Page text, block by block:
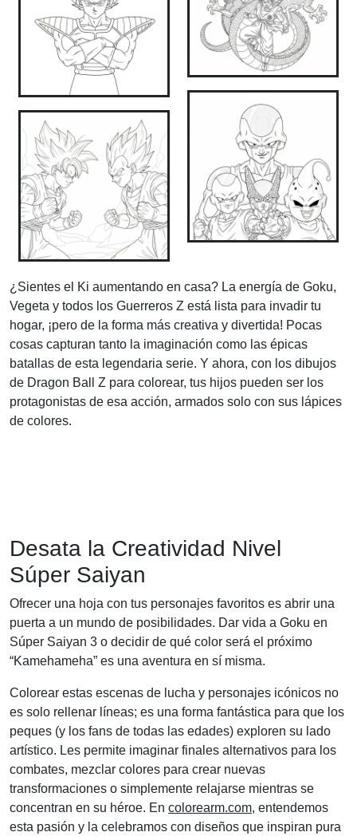
¿Sientes el Ki aumentando en casa? La energía de Goku,
Vegeta y todos los Guerreros Z está lista para invadir tu
hogar, ¡pero de la forma más creativa y divertida! Pocas
cosas capturan tanto la imaginación como las épicas
batallas de esta legendaria serie. Y ahora, con los dibujos
de Dragon Ball Z para colorear, tus hijos pueden ser los
protagonistas de esa acción, armados solo con sus lápices
de colores.
Desata la Creatividad Nivel
Súper Saiyan
Ofrecer una hoja con tus personajes favoritos es abrir una
puerta a un mundo de posibilidades. Dar vida a Goku en
Súper Saiyan 3 o decidir de qué color será el próximo
“Kamehameha” es una aventura en sí misma.
Colorear estas escenas de lucha y personajes icónicos no
es solo rellenar líneas; es una forma fantástica para que los
peques (y los fans de todas las edades) exploren su lado
artístico. Les permite imaginar finales alternativos para los
combates, mezclar colores para crear nuevas
transformaciones o simplemente relajarse mientras se
concentran en su héroe. En colorearm.com, entendemos
esta pasión y la celebramos con diseños que inspiran pura